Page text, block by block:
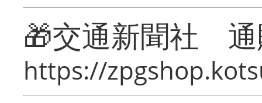
🎁交通新聞社
https://